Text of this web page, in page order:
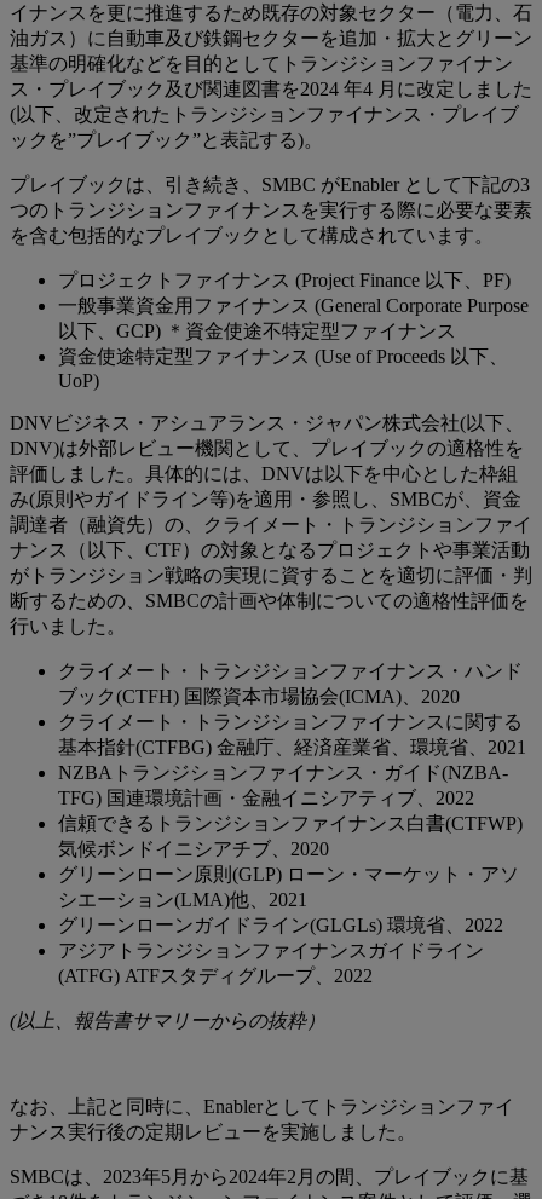
イナンスを更に推進するため既存の対象セクター（電力、石
油ガス）に自動車及び鉄鋼セクターを追加・拡大とグリーン
基準の明確化などを目的としてトランジションファイナン
ス・プレイブック及び関連図書を2024 年4 月に改定しました
(以下、改定されたトランジションファイナンス・プレイブ
ックを”プレイブック”と表記する)。
プレイブックは、引き続き、SMBC がEnabler として下記の3
つのトランジションファイナンスを実行する際に必要な要素
を含む包括的なプレイブックとして構成されています。
プロジェクトファイナンス (Project Finance 以下、PF)
一般事業資金用ファイナンス (General Corporate Purpose
以下、GCP) ＊資金使途不特定型ファイナンス
資金使途特定型ファイナンス (Use of Proceeds 以下、
UoP)
DNVビジネス・アシュアランス・ジャパン株式会社(以下、
DNV)は外部レビュー機関として、プレイブックの適格性を
評価しました。具体的には、DNVは以下を中心とした枠組
み(原則やガイドライン等)を適用・参照し、SMBCが、資金
調達者（融資先）の、クライメート・トランジションファイ
ナンス（以下、CTF）の対象となるプロジェクトや事業活動
がトランジション戦略の実現に資することを適切に評価・判
断するための、SMBCの計画や体制についての適格性評価を
行いました。
クライメート・トランジションファイナンス・ハンド
ブック(CTFH) 国際資本市場協会(ICMA)、2020
クライメート・トランジションファイナンスに関する
基本指針(CTFBG) 金融庁、経済産業省、環境省、2021
NZBAトランジションファイナンス・ガイド(NZBA-
TFG) 国連環境計画・金融イニシアティブ、2022
信頼できるトランジションファイナンス白書(CTFWP)
気候ボンドイニシアチブ、2020
グリーンローン原則(GLP) ローン・マーケット・アソ
シエーション(LMA)他、2021
グリーンローンガイドライン(GLGLs) 環境省、2022
アジアトランジションファイナンスガイドライン
(ATFG) ATFスタディグループ、2022
(以上、報告書サマリーからの抜粋）
なお、上記と同時に、Enablerとしてトランジションファイ
ナンス実行後の定期レビューを実施しました。
SMBCは、2023年5月から2024年2月の間、プレイブックに基